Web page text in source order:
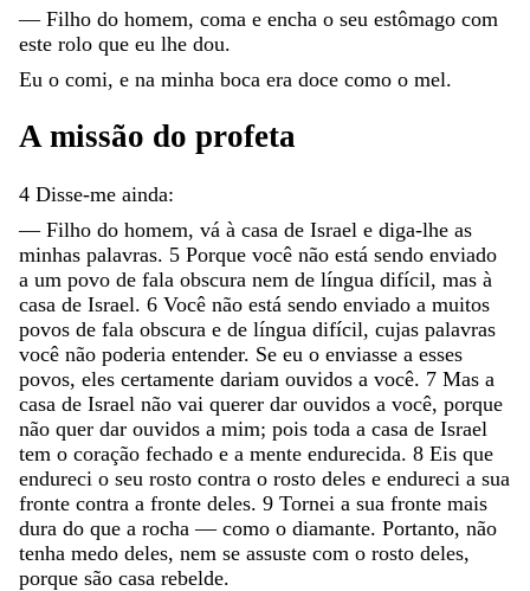
— Filho do homem, coma e encha o seu estômago com
este rolo que eu lhe dou.
Eu o comi, e na minha boca era doce como o mel.
A missão do profeta
4 Disse-me ainda:
— Filho do homem, vá à casa de Israel e diga-lhe as
minhas palavras. 5 Porque você não está sendo enviado
a um povo de fala obscura nem de língua difícil, mas à
casa de Israel. 6 Você não está sendo enviado a muitos
povos de fala obscura e de língua difícil, cujas palavras
você não poderia entender. Se eu o enviasse a esses
povos, eles certamente dariam ouvidos a você. 7 Mas a
casa de Israel não vai querer dar ouvidos a você, porque
não quer dar ouvidos a mim; pois toda a casa de Israel
tem o coração fechado e a mente endurecida. 8 Eis que
endureci o seu rosto contra o rosto deles e endureci a sua
fronte contra a fronte deles. 9 Tornei a sua fronte mais
dura do que a rocha— como o diamante. Portanto, não
tenha medo deles, nem se assuste com o rosto deles,
porque são casa rebelde.